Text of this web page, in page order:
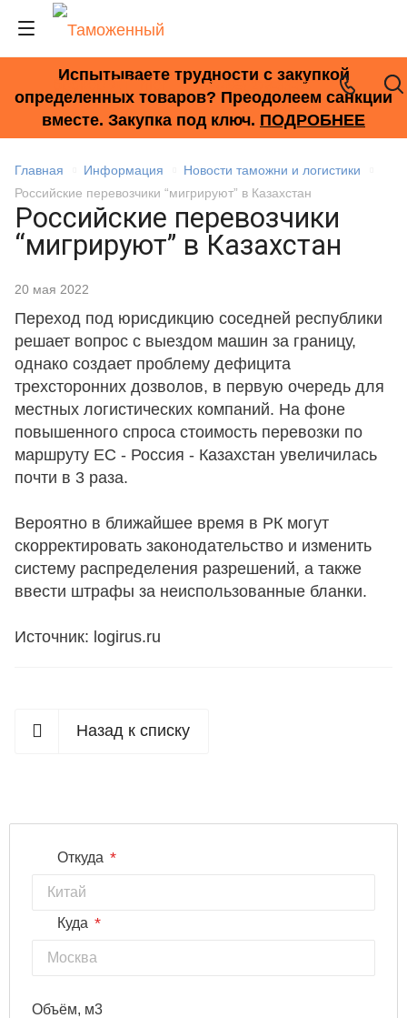
+7 (495) 278-33-33
Испытываете трудности с закупкой
определенных товаров? Преодолеем санкции
вместе. Закупка под ключ. ПОДРОБНЕЕ
Главная Информация
Новости таможни и логистики
Российские перевозчики “мигрируют” в Казахстан
Российские перевозчики
“мигрируют” в Казахстан
20 мая 2022
Переход под юрисдикцию соседней республики
решает вопрос с выездом машин за границу,
однако создает проблему дефицита
трехсторонних дозволов, в первую очередь для
местных логистических компаний. На фоне
повышенного спроса стоимость перевозки по
маршруту ЕС - Россия - Казахстан увеличилась
почти в 3 раза.
Вероятно в ближайшее время в РК могут
скорректировать законодательство и изменить
систему распределения разрешений, а также
ввести штрафы за неиспользованные бланки.
Источник: logirus.ru
Назад к списку
Откуда *
Куда *
Объём, м3